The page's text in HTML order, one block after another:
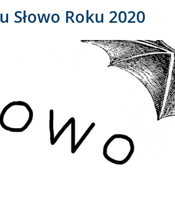
Słowo Roku 2020